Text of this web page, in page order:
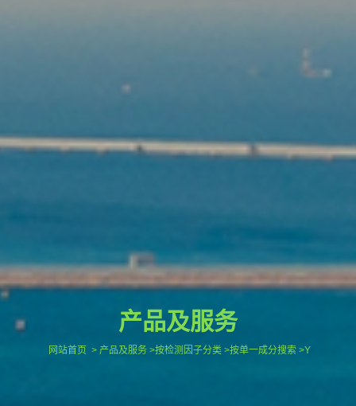
产品及服务
网站首页 > 产品及服务 >按检测因子分类 >按单一成分搜索 >Y